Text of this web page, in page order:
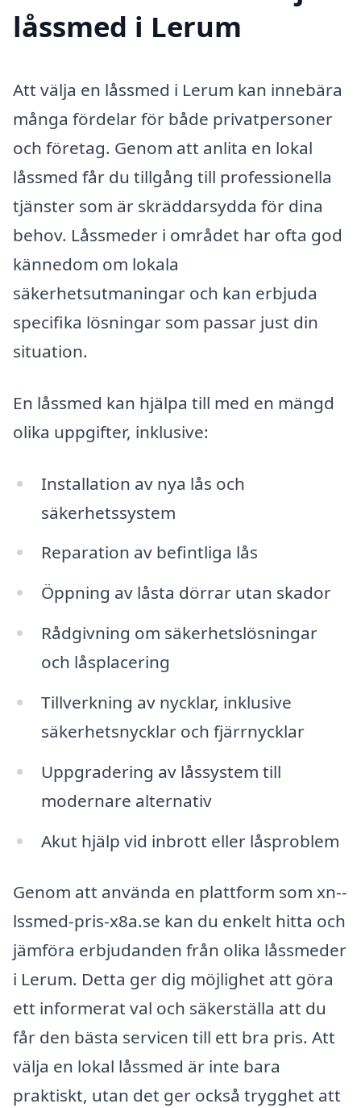
låssmed i Lerum
Att välja en låssmed i Lerum kan innebära
många fördelar för både privatpersoner
och företag. Genom att anlita en lokal
låssmed får du tillgång till professionella
tjänster som är skräddarsydda för dina
behov. Låssmeder i området har ofta god
kännedom om lokala
säkerhetsutmaningar och kan erbjuda
specifika lösningar som passar just din
situation.
En låssmed kan hjälpa till med en mängd
olika uppgifter, inklusive:
Installation av nya lås och
säkerhetssystem
Reparation av befintliga lås
Öppning av låsta dörrar utan skador
Rådgivning om säkerhetslösningar
och låsplacering
Tillverkning av nycklar, inklusive
säkerhetsnycklar och fjärrnycklar
Uppgradering av låssystem till
modernare alternativ
Akut hjälp vid inbrott eller låsproblem
Genom att använda en plattform som xn--
lssmed-pris-x8a.se kan du enkelt hitta och
jämföra erbjudanden från olika låssmeder
i Lerum. Detta ger dig möjlighet att göra
ett informerat val och säkerställa att du
får den bästa servicen till ett bra pris. Att
välja en lokal låssmed är inte bara
praktiskt, utan det ger också trygghet att